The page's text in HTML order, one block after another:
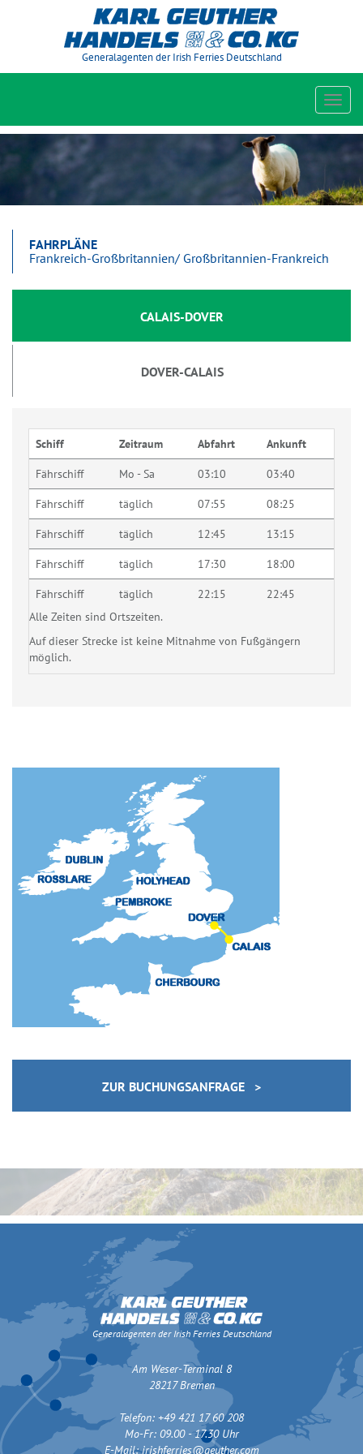
Generalagenten der Irish Ferries Deutschland
FAHRPLÄNE
Frankreich-Großbritannien/ Großbritannien-Frankreich
CALAIS-DOVER
DOVER-CALAIS
Schiff Zeitraum Abfahrt Ankunft
Fährschiff Mo - Sa 03:10 03:40
Fährschiff täglich 07:55 08:25
Fährschiff täglich 12:45 13:15
Fährschiff täglich 17:30 18:00
Fährschiff täglich 22:15
22:45
Alle Zeiten sind Ortszeiten.
Auf dieser Strecke ist keine Mitnahme von Fußgängern
möglich.
ZUR BUCHUNGSANFRAGE >
Generalagenten der Irish Ferries Deutschland
Am Weser-Terminal 8
28217 Bremen
Telefon: +49 421 17 60 208
Mo-Fr: 09.00 - 17.30 Uhr
E-Mail:irishferries@geuther.com